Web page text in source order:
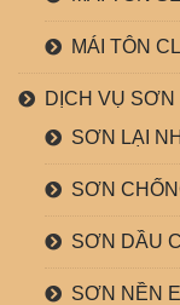
MÁI TÔN
DỊCH VỤ SƠN
SƠN LẠI
SƠN
SƠN DẦU
SƠN NỀN